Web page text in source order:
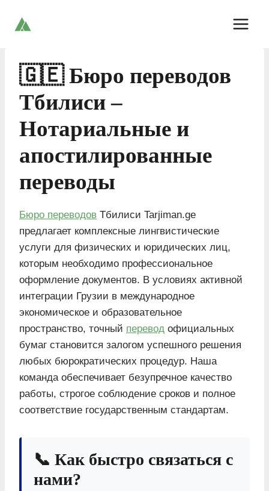
🇬🇪 Бюро переводов
Тбилиси –
Нотариальные и
апостилированные
переводы
Бюро переводов Тбилиси Tarjiman.ge
предлагает комплексные лингвистические
услуги для физических и юридических лиц,
которым необходимо профессиональное
оформление документов. В условиях активной
интеграции Грузии в международное
экономическое и образовательное
пространство, точный перевод официальных
бумаг становится залогом успешного решения
любых бюрократических процедур. Наша
команда обеспечивает безупречное качество
работы, строгое соблюдение сроков и полное
соответствие государственным стандартам.
📞 Как быстро связаться с
нами?